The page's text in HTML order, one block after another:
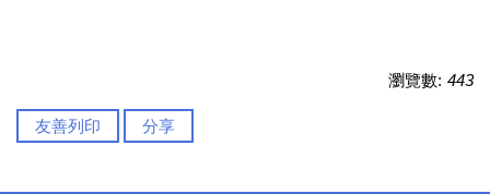
瀏覽數: 443
友善列印 分享